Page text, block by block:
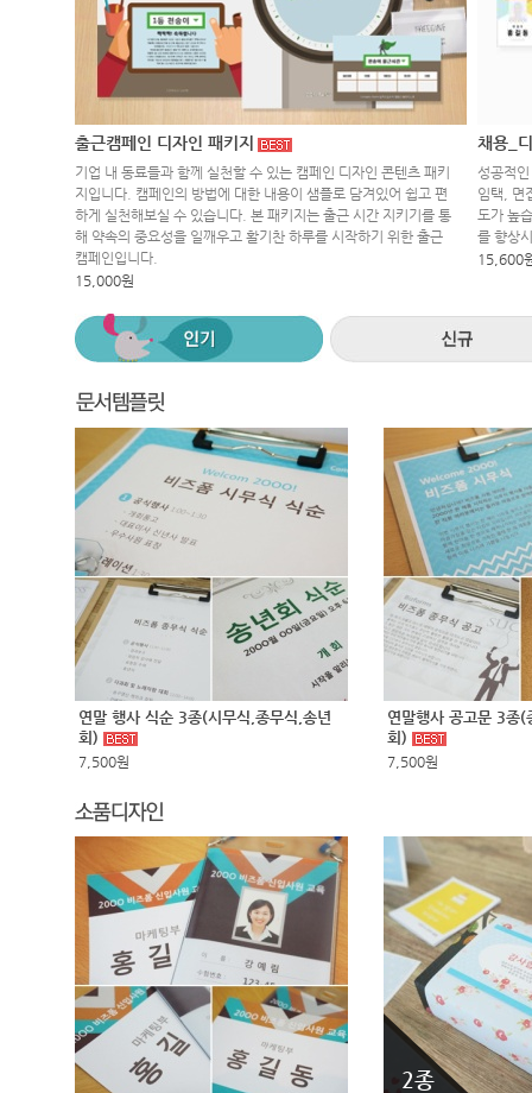
출근캠페인 디자인 패키지
기업 내 동료들과 함께 실천할 수 있는 캠페인 디자인 콘텐츠 패키
지입니다. 캠페인의 방법에 대한 내용이 샘플로 담겨있어 쉽고 편
하게 실천해보실 수 있습니다. 본 패키지는 출근 시간 지키기를 통
해 약속의 중요성을 일깨우고 활기찬 하루를 시작하기 위한 출근
캠페인입니다.
15,000원
채용_
성공적
임택, 면
도가 높
를 향상
15,600
연말 행사 식순 3종(시무식,종무식,송년
회)
7,500원
연말행사 공고문 3종(
회)
7,500원
2종